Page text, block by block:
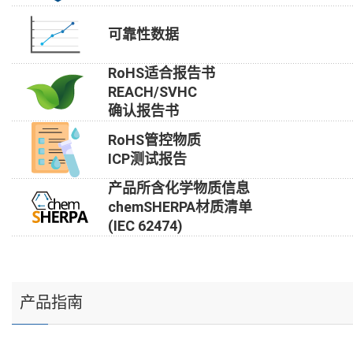
可靠性数据
RoHS适合报告书
REACH/SVHC
确认报告书
RoHS管控物质
ICP测试报告
产品所含化学物质信息
chemSHERPA材质清单
(IEC 62474)
产品指南